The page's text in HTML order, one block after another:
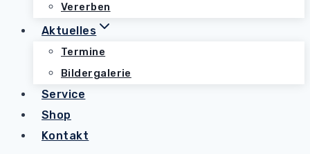
Vererben
Aktuelles
Termine
Bildergalerie
Service
Shop
Kontakt